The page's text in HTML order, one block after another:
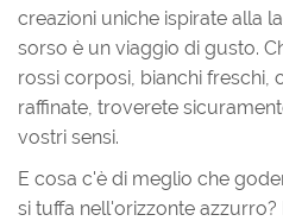
creazioni uniche ispirate alla
sorso è un viaggio di gusto.
rossi corposi, bianchi freschi,
raffinate, troverete
vostri sensi.
E cosa c'è di meglio che
si tuffa nell'orizzonte